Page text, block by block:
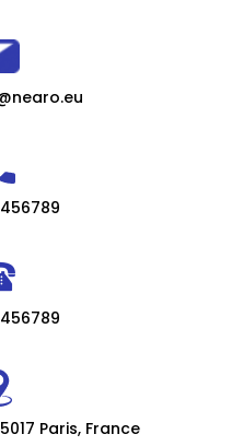
Paris, France